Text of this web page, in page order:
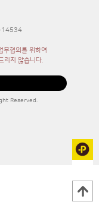
14534
무협의를 위하여
리지 않습니다.
Reserved.